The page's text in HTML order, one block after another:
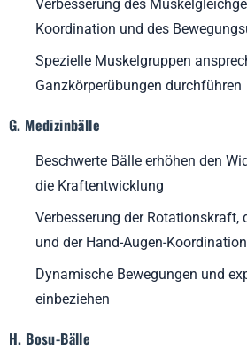
Verbesserung des
Koordination und des
Spezielle Muskelgruppen
Ganzkörperübungen durchführen
G. Medizinbälle
Beschwerte Bälle erhöhen den
die Kraftentwicklung
Verbesserung der
und der Hand-Augen-Koordination
Dynamische Bewegungen und
einbeziehen
H. Bosu-Bälle